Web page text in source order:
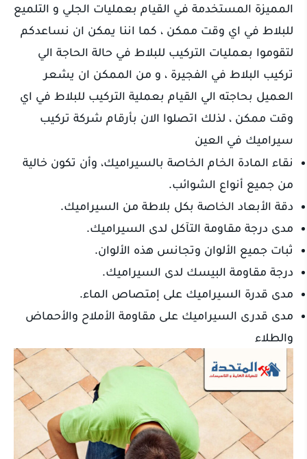
المميزة المستخدمة في القيام بعمليات الجلي و التلميع
للبلاط في اي وقت ممكن ، كما اننا يمكن ان نساعدكم
لتقوموا بعمليات التركيب للبلاط في حالة الحاجة الي
تركيب البلاط في الفجيرة ، و من الممكن ان يشعر
العميل بحاجته الي القيام بعملية التركيب للبلاط في اي
وقت ممكن ، لذلك اتصلوا الان بأرقام شركة تركيب
سيراميك في العين
نقاء المادة الخام الخاصة بالسيراميك، وأن تكون خالية
من جميع أنواع الشوائب.
دقة الأبعاد الخاصة بكل بلاطة من السيراميك.
مدى درجة مقاومة التآكل لدى السيراميك.
ثبات جميع الألوان وتجانس هذه الألوان.
درجة مقاومة البيسك لدى السيراميك.
مدى قدرة السيراميك على إمتصاص الماء.
مدى قدرى السيراميك على مقاومة الأملاح والأحماض
والطلاء